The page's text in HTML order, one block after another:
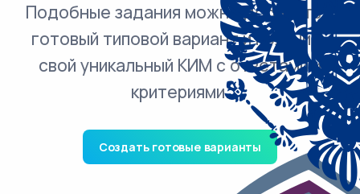
Подобные задания можно добавить в
готовый типовой вариант и получить
свой уникальный КИМ с ответами и
критериями.
Создать готовые варианты